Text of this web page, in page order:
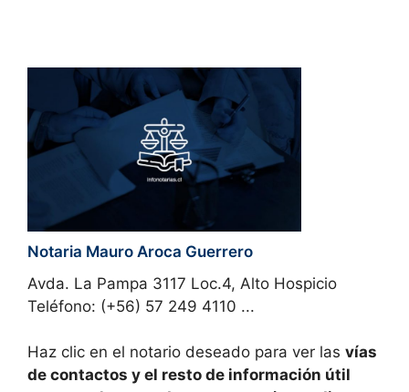
Notaria Mauro Aroca Guerrero
Avda. La Pampa 3117 Loc.4, Alto Hospicio
Teléfono: (+56) 57 249 4110 ...
Haz clic en el notario deseado para ver las vías
de contactos y el resto de información útil